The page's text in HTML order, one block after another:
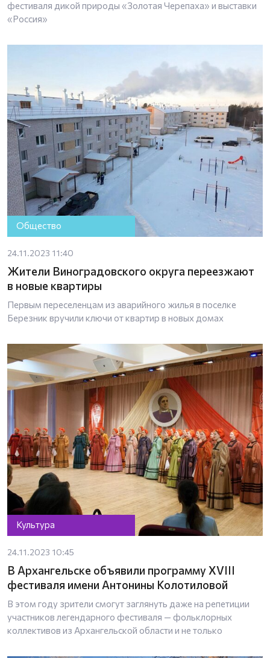
фестиваля дикой природы «Золотая Черепаха» и выставки
«Россия»
Общество
24.11.2023 11:40
Жители Виноградовского округа переезжают
в новые квартиры
Первым переселенцам из аварийного жилья в поселке
Березник вручили ключи от квартир в новых домах
Культура
24.11.2023 10:45
В Архангельске объявили программу XVIII
фестиваля имени Антонины Колотиловой
В этом году зрители смогут заглянуть даже на репетиции
участников легендарного фестиваля — фольклорных
коллективов из Архангельской области и не только